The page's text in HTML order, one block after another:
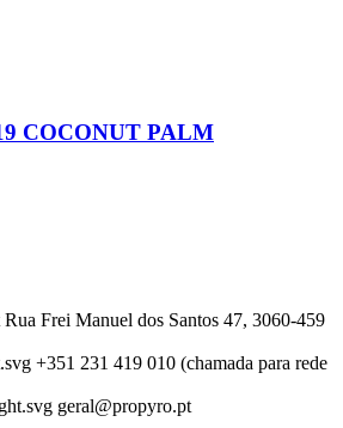
COCONUT PALM
Rua Frei Manuel dos Santos 47, 3060-459
+351 231 419 010 (chamada para rede
geral@propyro.pt